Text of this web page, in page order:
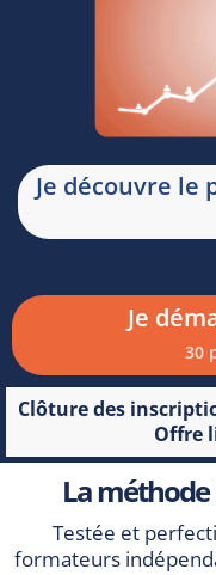
Je découvre le
Je
30
Clôture des
Offre
La
Testée et
formateurs